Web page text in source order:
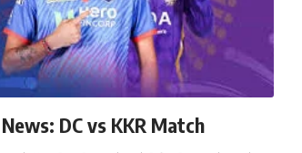
DC vs KKR Match